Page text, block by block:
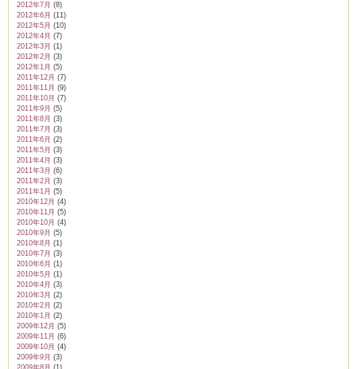
2012年7月 (8)
2012年6月 (11)
2012年5月 (10)
2012年4月 (7)
2012年3月 (1)
2012年2月 (3)
2012年1月 (5)
2011年12月 (7)
2011年11月 (9)
2011年10月 (7)
2011年9月 (5)
2011年8月 (3)
2011年7月 (3)
2011年6月 (2)
2011年5月 (3)
2011年4月 (3)
2011年3月 (6)
2011年2月 (3)
2011年1月 (5)
2010年12月 (4)
2010年11月 (5)
2010年10月 (4)
2010年9月 (5)
2010年8月 (1)
2010年7月 (3)
2010年6月 (1)
2010年5月 (1)
2010年4月 (3)
2010年3月 (2)
2010年2月 (2)
2010年1月 (2)
2009年12月 (5)
2009年11月 (6)
2009年10月 (4)
2009年9月 (3)
2009年8月 (1)